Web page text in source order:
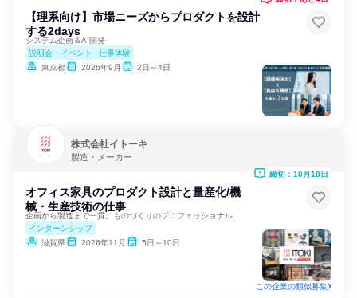
【理系向け】市場ニーズからプロダクトを設計
する2days
システム企画＆AI開発
説明会・イベント
仕事体験
東京都
2026年9月 2日～4日
株式会社イトーキ
製造・メーカー
オフィス家具のプロダクト設計と量産化/機
械・生産技術の仕事
企画から製造まで一貫。ものづくりのプロフェッショナル
インターンシップ
滋賀県
2026年11月 5日～10日
締切：10月18日
この企業の類似募集